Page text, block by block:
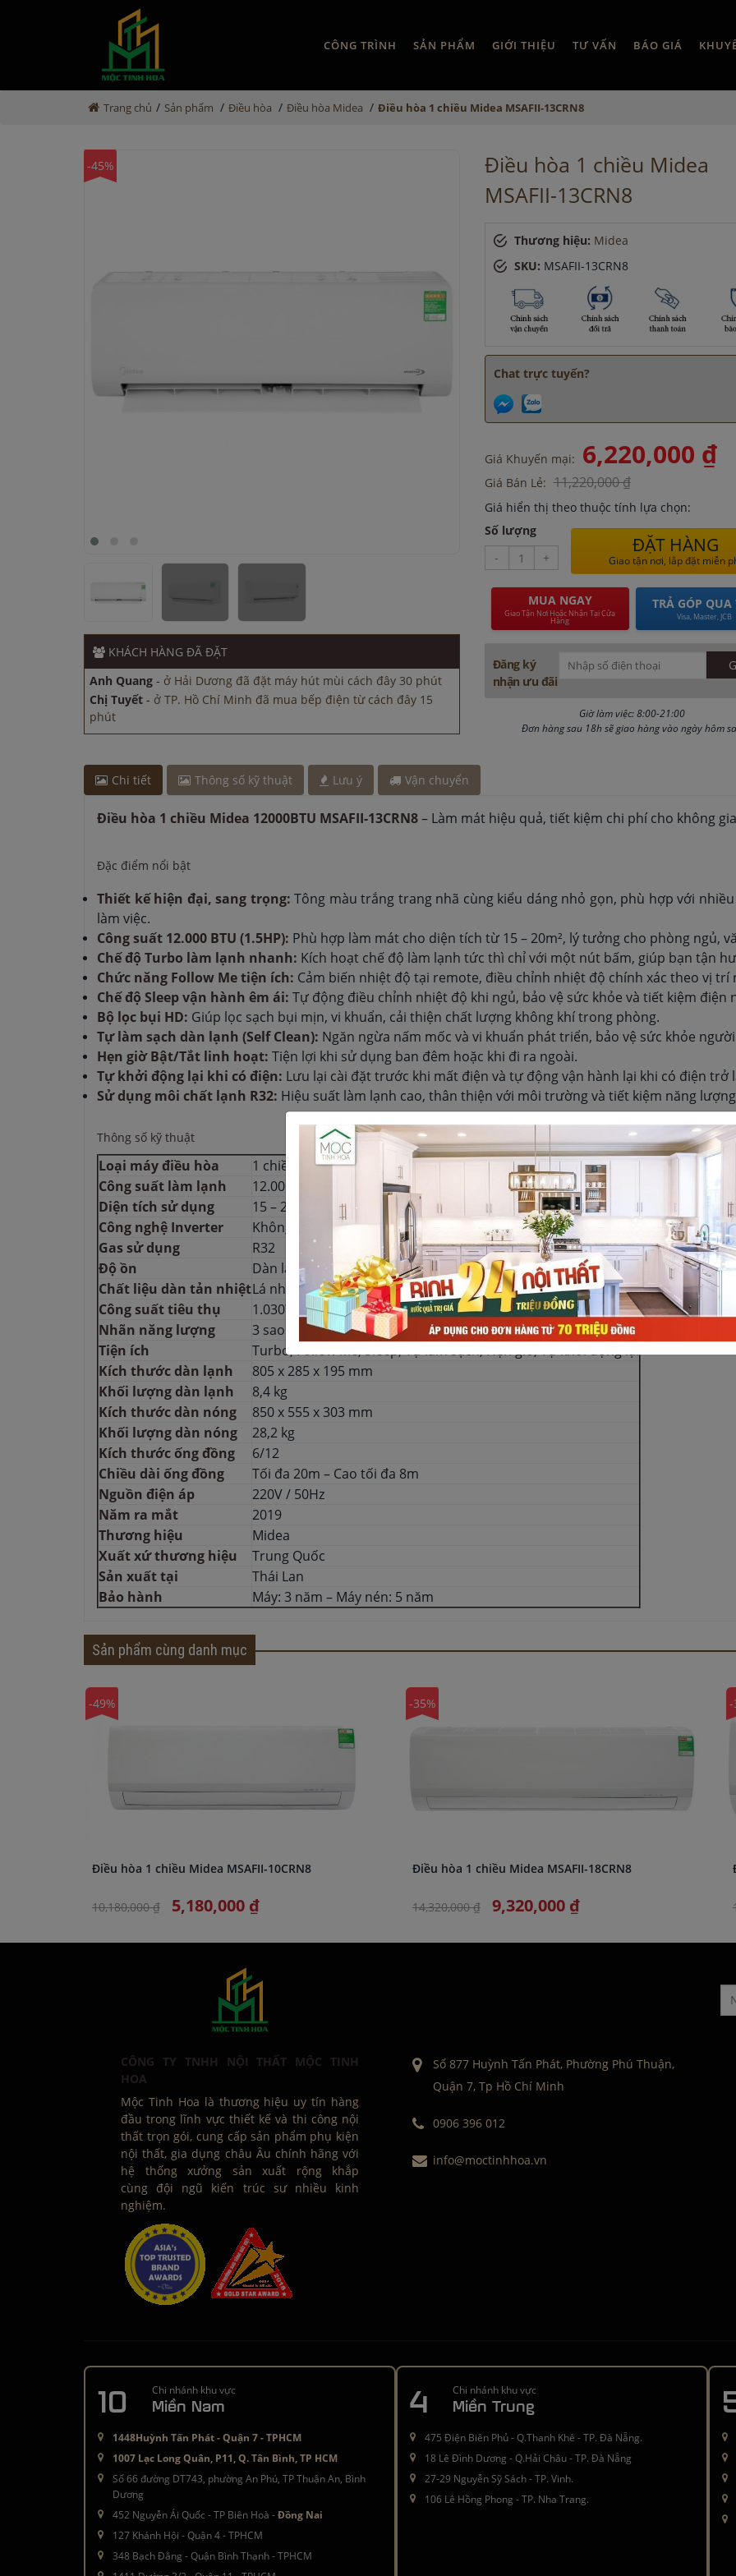
CÔNG TRÌNH SẢN PHẨM GIỚI THIỆU TƯ VẤN BÁO GIÁ
Trang chủ / Sản phẩm / Điều hòa / Điều hòa Midea / Điều hòa 1 chiều Midea MSAFII-13CRN8
-45%
KHÁCH HÀNG ĐÃ ĐẶT
Chị Tuyết
ở TP. Hồ Chí Minh đã mua bếp điện từ cách đây 15
phút
-ở Hải Dương đã đặt máy hút mùi cách đây 30 phút
Chị Lan
ở Hải Dương đã đặt máy rửa bát cách đây 30 phút
Anh Hào - ở Bắc Ninh đã đặt máy hút mùi cách đây 30 phút
Anh Quang - ở Hải Dương đã đặt máy hút mùi cách đây 30 phút
Chị Tuyết - ở TP. Hồ Chí Minh đã mua bếp điện từ cách đây 15
phút
Anh Quang-ở Hải Dương đã đặt máy hút mùi cách đây 30 phút
Anh Hào- ở Bắc Ninh đã đặt máy hút mùi cách đây 30 phút
Anh Quang- ở Hải Dương đã đặt máy hút mùi cách đây 30 phút
Chị Tuyết
ở TP. Hồ Chí Minh đã mua bếp điện từ cách đây 15
phút
Chị Lan-ở Hải Dương đã đặt máy rửa bát cách đây 30 phút
Điều hòa 1 chiều Midea
MSAFII-13CRN8
Thương hiệu: Midea
SKU: MSAFII-13CRN8
Chat trực tuyến?
Giá Khuyến mại: 6,220,000 ₫
Giá Bán Lẻ: 11,220,000 ₫
Giá hiển thị theo thuộc tính lựa chọn:
Số lượng
-
+
ĐẶT HÀNG
Giao tận nơi, lắp đặt miễn
MUA NGAY
Giao Tận Nơi Hoặc Nhận Tại Cửa
Hàng
TRẢ GÓP QUA
Visa, Master, JCB
Đăng ký
nhận ưu đãi
Giờ làm việc: 8:00-21:00
Đơn hàng sau 18h sẽ giao hàng vào ngày hôm
Chi tiết Thông số kỹ thuật Lưu ý Vận chuyển
Điều hòa 1 chiều Midea 12000BTU MSAFII-13CRN8– Làm mát hiệu quả, tiết kiệm chi phí cho không
Đặc điểm nổi bật
Thiết kế hiện đại, sang trọng:Tông màu trắng trang nhã cùng kiểu dáng nhỏ gọn, phù hợp với
làm việc.
Công suất 12.000 BTU (1.5HP): Phù hợp làm mát cho diện tích từ 15 – 20m², lý tưởng cho phòng ngủ,
Chế độ Turbo làm lạnh nhanh: Kích hoạt chế độ làm lạnh tức thì chỉ với một nút bấm, giúp bạn tận
Chức năng Follow Me tiện ích: Cảm biến nhiệt độ tại remote, điều chỉnh nhiệt độ chính xác theo vị trí
Chế độ Sleep vận hành êm ái: Tự động điều chỉnh nhiệt độ khi ngủ, bảo vệ sức khỏe và tiết kiệm điện
Bộ lọc bụi HD: Giúp lọc sạch bụi mịn, vi khuẩn, cải thiện chất lượng không khí trong phòng.
Tự làm sạch dàn lạnh (Self Clean): Ngăn ngừa nấm mốc và vi khuẩn phát triển, bảo vệ sức khỏe
Hẹn giờ Bật/Tắt linh hoạt: Tiện lợi khi sử dụng ban đêm hoặc khi đi ra ngoài.
Tự khởi động lại khi có điện: Lưu lại cài đặt trước khi mất điện và tự động vận hành lại khi có điện trở
Sử dụng môi chất lạnh R32: Hiệu suất làm lạnh cao, thân thiện với môi trường và tiết kiệm năng
Thông số kỹ thuật
Loại máy điều hòa
1 chiều
Công suất làm lạnh
12.000 BTU – 1.5 HP
Diện tích sử dụng
15 – 20 m²
Công nghệ Inverter
Không
Gas sử dụng
R32
Độ ồn
Dàn lạnh: 32dB – Dàn nóng: 53dB
Chất liệu dàn tản nhiệtLá nhôm – Ống đồng
Công suất tiêu thụ
1.030W
Nhãn năng lượng
3 sao – CSPF 3.62
Tiện ích
Turbo, Follow Me, Sleep, Tự làm sạch, Hẹn giờ, Tự khởi động lại
Kích thước dàn lạnh
805 x 285 x 195 mm
Khối lượng dàn lạnh
8,4 kg
Kích thước dàn nóng
850 x 555 x 303 mm
Khối lượng dàn nóng
28,2 kg
Kích thước ống đồng
6/12
Chiều dài ống đồng
Tối đa 20m – Cao tối đa 8m
Nguồn điện áp
220V / 50Hz
Năm ra mắt
2019
Thương hiệu
Midea
Xuất xứ thương hiệu
Trung Quốc
Sản xuất tại
Thái Lan
Bảo hành
Máy: 3 năm – Máy nén: 5 năm
Sản phẩm cùng danh mục
-49%
Điều hòa 1 chiều Midea MSAFII-10CRN8
10,180,000 ₫ 5,180,000 ₫
-35%
Điều hòa 1 chiều Midea MSAFII-18CRN8
14,320,000 ₫ 9,320,000 ₫
-
CÔNG TY TNHH NỘI THẤT MỘC TINH
HOA
Mộc Tinh Hoa là thương hiệu uy tín hàng
đầu trong lĩnh vực thiết kế và thi công nội
thất trọn gói, cung cấp sản phẩm phụ kiện
nội thất, gia dụng châu Âu chính hãng với
hệ thống xưởng sản xuất rộng khắp
cùng đội ngũ kiến trúc sư nhiều kinh
nghiệm.
Số 877 Huỳnh Tấn Phát, Phường Phú Thuận,
Quận 7, Tp Hồ Chí Minh
0906 396 012
info@moctinhhoa.vn
10 Chi nhánh khu vực
Miền Nam
1448Huỳnh Tấn Phát - Quận 7 - TPHCM
1007 Lạc Long Quân, P11, Q. Tân Bình, TP HCM
Số 66 đường DT743, phường An Phú, TP Thuận An, Bình
Dương
452 Nguyễn Ái Quốc - TP Biên Hoà -Đồng Nai
127 Khánh Hội - Quận 4 - TPHCM
348 Bạch Đằng - Quận Bình Thạnh - TPHCM
4 Chi nhánh khu vực
Miền Trung
475 Điện Biên Phủ - Q.Thanh Khê - TP. Đà Nẵng.
18 Lê Đình Dương - Q.Hải Châu - TP. Đà Nẵng
27-29 Nguyễn Sỹ Sách - TP. Vinh.
106 Lê Hồng Phong - TP. Nha Trang.